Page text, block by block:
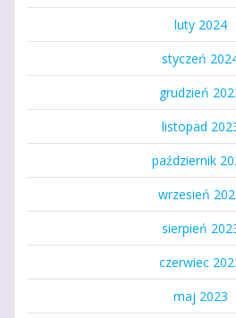
luty 2024
styczeń
grudzień
listopad
październik
wrzesień
sierpień
czerwiec
maj 2023